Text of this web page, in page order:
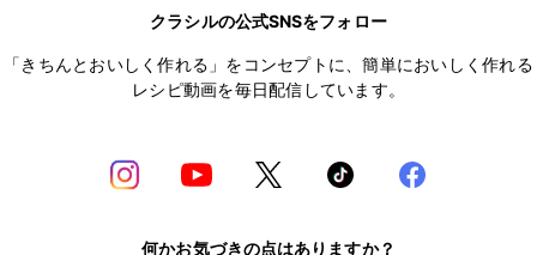
クラシルの公式SNSをフォロー
「きちんとおいしく作れる」をコンセプトに、簡単においしく作れる
レシピ動画を毎日配信しています。
何かお気づきの点はありますか？